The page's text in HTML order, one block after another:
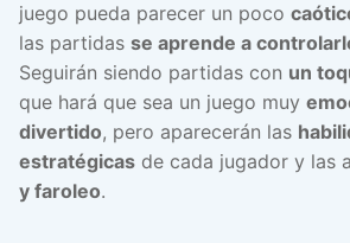
juego pueda parecer un poco
las partidas se aprende a
Seguirán siendo partidas con un
que hará que sea un juego muy
divertido, pero aparecerán las
estratégicas de cada jugador y las
y faroleo.